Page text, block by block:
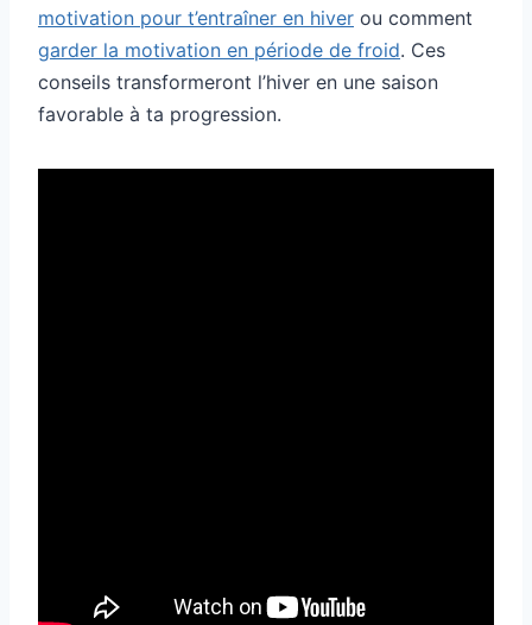
motivation pour t’entraîner en hiver ou comment
garder la motivation en période de froid. Ces
conseils transformeront l’hiver en une saison
favorable à ta progression.